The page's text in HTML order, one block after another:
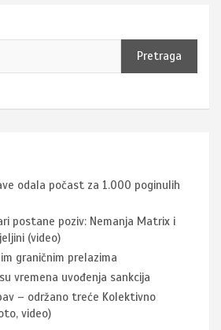
Pretraga
odala počast za 1.000 poginulih
postane poziv: Nemanja Matrix i
(video)
graničnim prelazima
vremena uvođenja sankcija
– održano treće Kolektivno
video)